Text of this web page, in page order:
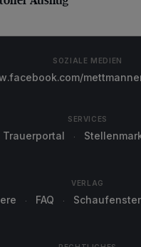
SOZIALE MEDIEN
SERVICES
Trauerportal
VERLAG
FAQ